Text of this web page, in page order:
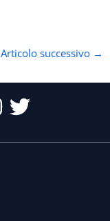
Articolo successivo →